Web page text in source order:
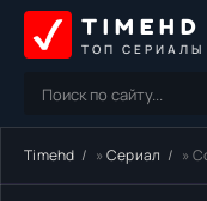
TIMEHD
ТОП СЕРИАЛЫ
Timehd »Сериал »